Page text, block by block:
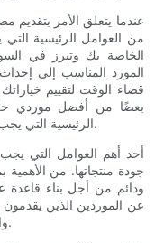
عندما يتعلق الأمر بتقديم
من العوامل الرئيسية
الخاصة بك وتبرز في
المورد المناسب إلى
قضاء الوقت لتقييم
بعضًا من أفضل موردي
الرئيسية التي يجب مراعاتها عند اختيار أفضل مورد لاحتياجاتك.
أحد أهم العوامل التي
جودة منتجاتها. من
ودائم من أجل بناء قاعدة
عن الموردين الذين
والتصاميم لتلبية الأذواق والتفضيلات المختلفة.